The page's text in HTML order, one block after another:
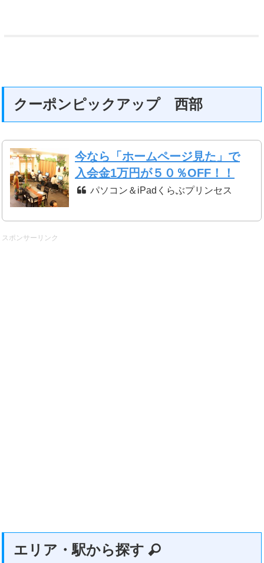
クーポンピックアップ 西部
今なら「ホームページ見た」で
入会金1万円が５０％OFF！！
パソコン＆iPadくらぶプリンセス
スポンサーリンク
エリア・駅から探す